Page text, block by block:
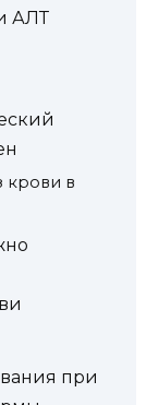
АЛТ
крови в
при